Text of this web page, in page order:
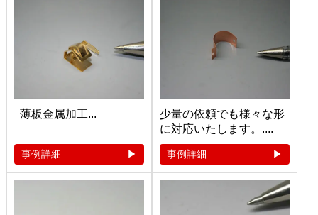
薄板金属加工...
事例詳細
少量の依頼でも様々な形
に対応いたします。....
事例詳細